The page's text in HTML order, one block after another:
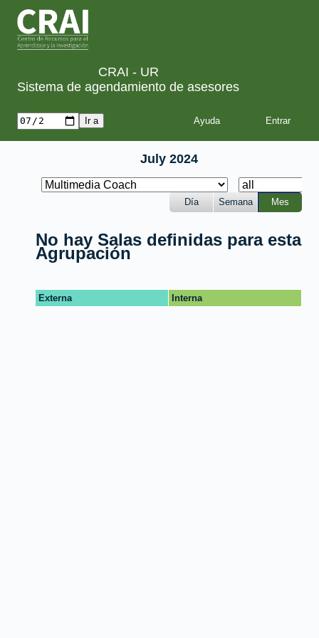
CRAI - UR
Sistema de agendamiento de asesores
Ayuda
July 2024
Día Semana Mes
No hay Salas definidas para esta
Agrupación
Externa Interna